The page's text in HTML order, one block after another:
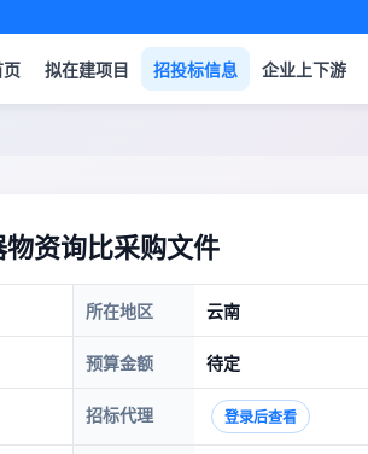
拟在建项目 招投标信息 企业上下游
资询比采购文件
所在地区 云南
预算金额 待定
招标代理 登录后查看